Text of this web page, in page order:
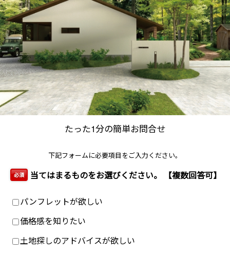
たった1分の簡単お問合せ
下記フォームに必要項目をご入力ください。
必須 当てはまるものをお選びください。 【複数回答可】
パンフレットが欲しい
価格感を知りたい
土地探しのアドバイスが欲しい